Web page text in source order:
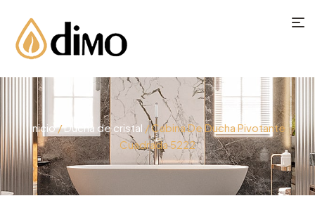
Inicio/Ducha de cristal / Cabina De Ducha Pivotante
Cuadrada 5222